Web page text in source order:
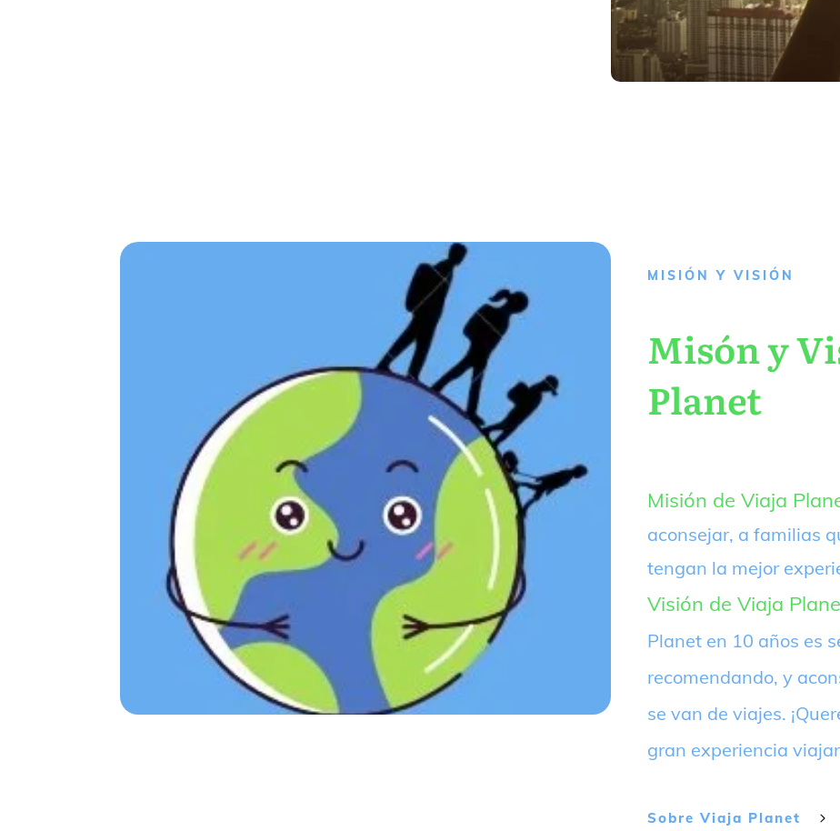
MISIÓN Y VISIÓN
Misón y
Planet
Misión de Viaja
aconsejar, a familias
tengan la mejor
Visión de Viaja
Planet en 10 años es
recomendando, y
se van de viajes.
gran experiencia
Sobre Viaja Planet